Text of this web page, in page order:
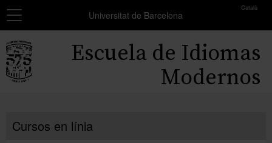
MATRÍCULA
de
los
grupos
seleccionados
has
Navegación Universitat de Barcelona
toolbar
Català
Escuela de Idiomas
Modernos
Inicio
Cursos en línia